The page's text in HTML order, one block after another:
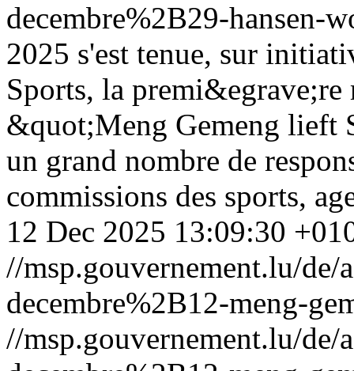
decembre%2B29-hansen-
2025 s'est tenue, sur
Sports, la premi&egrave;re
&quot;Meng Gemeng lieft
un grand nombre de
commissions des sports,
12 Dec 2025 13:09:30
//msp.gouvernement.lu/
decembre%2B12-meng-
//msp.gouvernement.lu/